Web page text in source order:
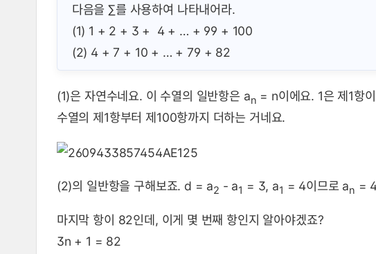
다음을 ∑를 사용하여 나타내어라.
(1) 1 + 2 + 3 + 4 + … + 99 + 100
(2) 4 + 7 + 10 + … + 79 + 82
(1)은 자연수네요. 이 수열의 일반항은 an = n이에요. 1은 제1항
수열의 제1항부터 제100항까지 더하는 거네요.
(2)의 일반항을 구해보죠. d = a2 - a1 = 3, a1 = 4이므로 an =
마지막 항이 82인데, 이게 몇 번째 항인지 알아야겠죠?
3n + 1 = 82